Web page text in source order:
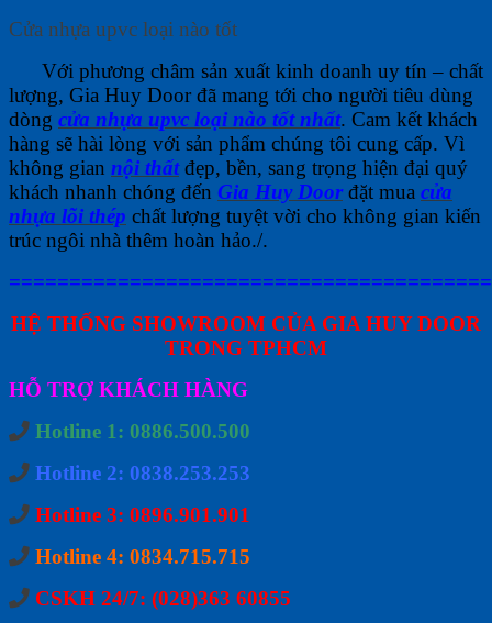
Cửa nhựa upvc loại nào tốt
Với phương châm sản xuất kinh doanh uy tín – chất
lượng, Gia Huy Door đã mang tới cho người tiêu dùng
dòng cửa nhựa upvc loại nào tốt nhất. Cam kết khách
hàng sẽ hài lòng với sản phẩm chúng tôi cung cấp. Vì
không gian nội thấtđẹp, bền, sang trọng hiện đại quý
khách nhanh chóng đến Gia Huy Doorđặt mua cửa
nhựa lõi thép chất lượng tuyệt vời cho không gian kiến
trúc ngôi nhà thêm hoàn hảo./.
HỆ THỐNG SHOWROOM CỦA GIA HUY DOOR
TRONG TPHCM
HỖ TRỢ KHÁCH HÀNG
Hotline 1: 0886.500.500
Hotline 2: 0838.253.253
Hotline 3: 0896.901.901
Hotline 4: 0834.715.715
CSKH 24/7: (028)363 60855